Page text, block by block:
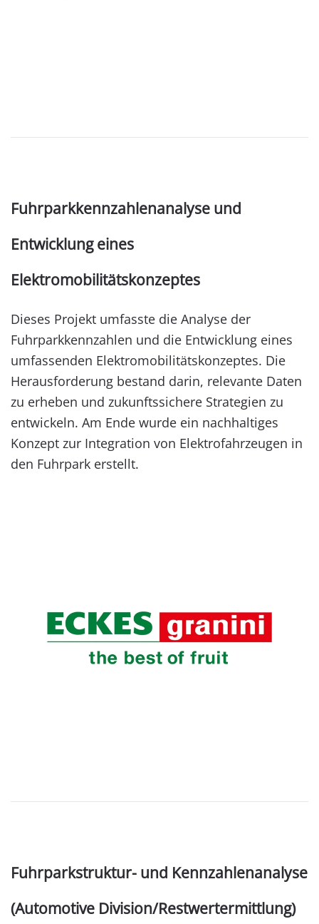
Fuhrparkkennzahlenanalyse und
Entwicklung eines
Elektromobilitätskonzeptes
Dieses Projekt umfasste die Analyse der
Fuhrparkkennzahlen und die Entwicklung eines
umfassenden Elektromobilitätskonzeptes. Die
Herausforderung bestand darin, relevante Daten
zu erheben und zukunftssichere Strategien zu
entwickeln. Am Ende wurde ein nachhaltiges
Konzept zur Integration von Elektrofahrzeugen in
den Fuhrpark erstellt.
Fuhrparkstruktur- und Kennzahlenanalyse
(Automotive Division/Restwertermittlung)